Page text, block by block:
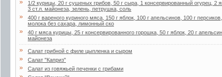
»
1/2 курицы, 20 г сушеных грибов, 50 г сыра, 1 консервированный огурец, 2
3 ст.л. майонеза, зелень, петрушка, соль
»
400 г вареного куриного мяса, 150 г яблок, 100 г апельсинов, 100 г
молока без сахара, лимонный ско
»
40 г мяса курицы, 25 г консервированного горошка, 50 г яблок, 20 г
майонеза
» Салат грибной с филе цыпленка и сыром
» Салат "Каприз"
» Салат из говяжьей печенки с грибами